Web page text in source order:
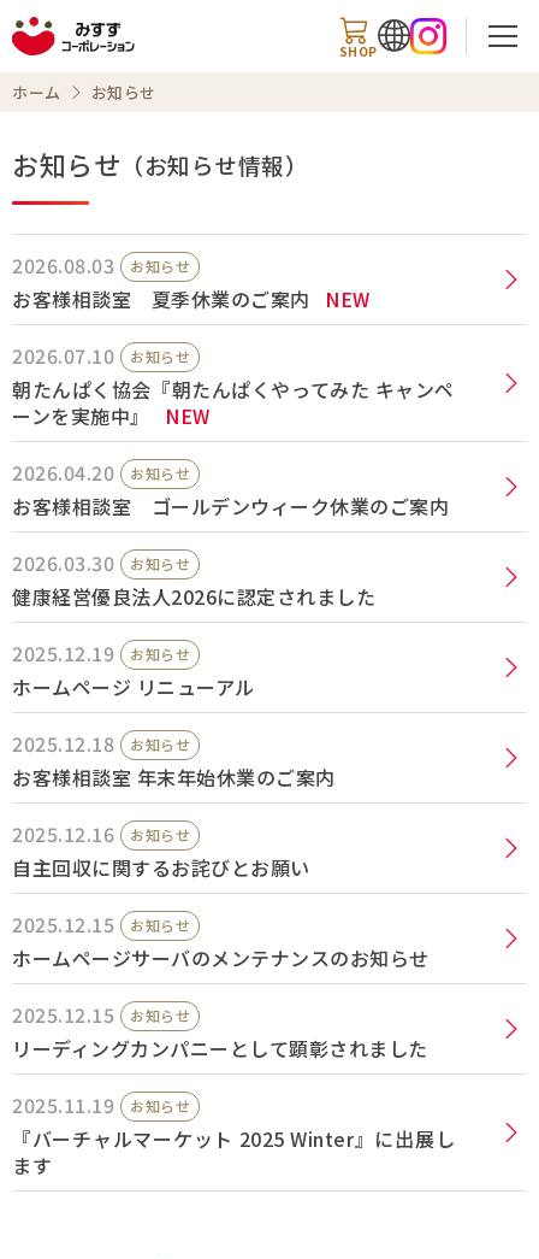
SHOP
商品情報
知る・楽しむ
レシピ
お知らせ
企業情報
採用情報
Q&A
お問い合わせ
ホーム お知らせ
お知らせ （お知らせ情報）
2026.08.03 お知らせ
お客様相談室 夏季休業のご案内
NEW
2026.07.10
お知らせ
朝たんぱく協会『朝たんぱくやってみた キャンペ
ーンを実施中』
NEW
2026.04.20
お知らせ
お客様相談室 ゴールデンウィーク休業のご案内
2026.03.30
お知らせ
健康経営優良法人2026に認定されました
2025.12.19
お知らせ
ホームページ リニューアル
2025.12.18
お知らせ
お客様相談室 年末年始休業のご案内
2025.12.16
お知らせ
自主回収に関するお詫びとお願い
2025.12.15
お知らせ
ホームページサーバのメンテナンスのお知らせ
2025.12.15
お知らせ
リーディングカンパニーとして顕彰されました
2025.11.19
お知らせ
『バーチャルマーケット 2025 Winter』に出展し
ます